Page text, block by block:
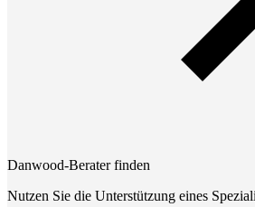
Danwood-Berater finden
Nutzen Sie die Unterstützung eines